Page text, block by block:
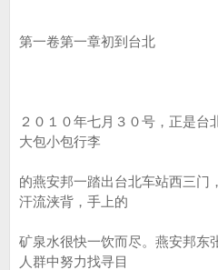
第一卷第一章初到台北
２０１０年七月３０号，正是
大包小包行李
的燕安邦一踏出台北车站西三门
汗流浃背，手上的
矿泉水很快一饮而尽。燕安邦东
人群中努力找寻目